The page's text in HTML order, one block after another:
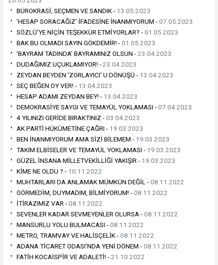
BÜROKRASİ, SEÇMEN VE SANDIK - 13.05.2023
'HESAP SORACAĞIZ' İFADESİNE İNANMIYORUM -07.05.2023
SÖZLÜ'YE NİÇİN TEŞEKKÜR ETMİYORLAR? -01.05.2023
BAK BU OLMADI SAYIN GÖKDEMİR! -01.05.2023
'BAYRAM TADINDA' BAYRAMINIZ OLSUN -23.04.2023
DUDAĞIMIZ UÇUKLAMIYOR! -23.04.2023
ZEYDAN BEYDEN 'ZORLAYICI' U DÖNÜŞÜ - 13.04.2023
SEÇ BEĞEN OY VER! - 13.04.2023
HESAP ADAMI ZEYDAN BEY! - 13.04.2023
DEMOKRASİYE SAYGI VE TEMAYÜL YOKLAMASI -07.04.2023
4 YILINIZI GERİDE BIRAKTINIZ -03.04.2023
AK PARTİ HÜKÜMETİNE ÇAĞRI - 19.03.2023
BEN İNANMIYORUM AMA SİZİ BİLEMEM - 19.03.2023
TAKIM ELBİSELER VE TEMAYÜL YOKLAMASI - 19.03.2023
GÜZEL İNSANA MİLLETVEKİLLİĞİ YAKIŞIR - 19.03.2023
KİME NE OLDU ? - 10.11.2022
MUHTARLARI DA ANLAMAK MÜMKÜN DEĞİL -08.11.2022
GÖRMEDİM, DUYMADIM, BİLMİYORUM! -08.11.2022
İTİRAZIMIZ VAR -08.11.2022
SEVENLER KADAR SEVMEYENLER OLURSA -08.11.2022
MANSURLU YOLU BULMACASI -08.11.2022
METRO, TRAMVAY VE HALİSÇELİK -08.11.2022
ADANA TİCARET ODASI'NDA YENİ DÖNEM -08.11.2022
FATİH KOCAİSPİR VE ADALETİ! -21.10.2022